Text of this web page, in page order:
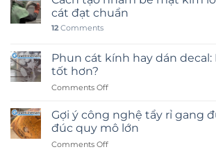
cát đạt chuẩn
12 Comments
Phun cát kính hay dán decal:
tốt hơn?
Comments Offon
kính
hay
dán
Gợi ý công nghệ tẩy rỉ gang
đúc quy mô lớn
Comments Offon